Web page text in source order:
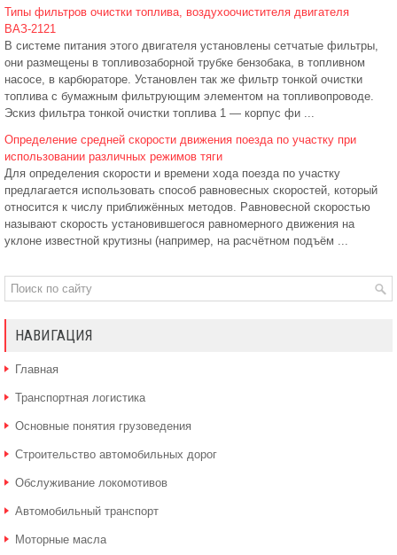
Типы фильтров очистки топлива, воздухоочистителя двигателя
ВАЗ-2121
В системе питания этого двигателя установлены сетчатые фильтры,
они размещены в топливозаборной трубке бензобака, в топливном
насосе, в карбюраторе. Установлен так же фильтр тонкой очистки
топлива с бумажным фильтрующим элементом на топливопроводе.
Эскиз фильтра тонкой очистки топлива 1 — корпус фи ...
Определение средней скорости движения поезда по участку при
использовании различных режимов тяги
Для определения скорости и времени хода поезда по участку
предлагается использовать способ равновесных скоростей, который
относится к числу приближённых методов. Равновесной скоростью
называют скорость установившегося равномерного движения на
уклоне известной крутизны (например, на расчётном подъём ...
НАВИГАЦИЯ
Главная
Транспортная логистика
Основные понятия грузоведения
Строительство автомобильных дорог
Обслуживание локомотивов
Автомобильный транспорт
Моторные масла